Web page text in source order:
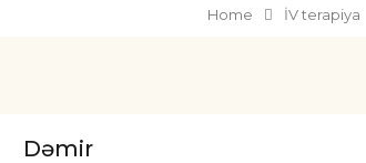
Home İV terapiya
Dəmir